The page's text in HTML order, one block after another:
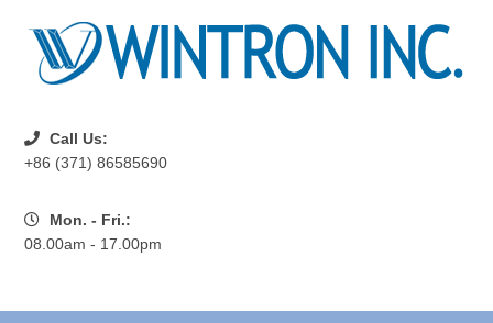
Call Us:
+86 (371) 86585690
Mon. - Fri.:
08.00am - 17.00pm